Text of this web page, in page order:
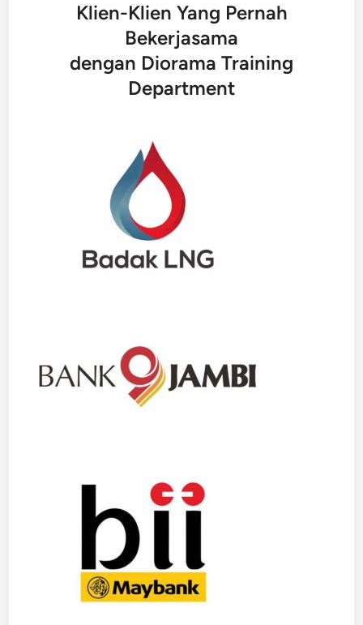
Klien-Klien Yang Pernah
Bekerjasama
dengan Diorama Training
Department